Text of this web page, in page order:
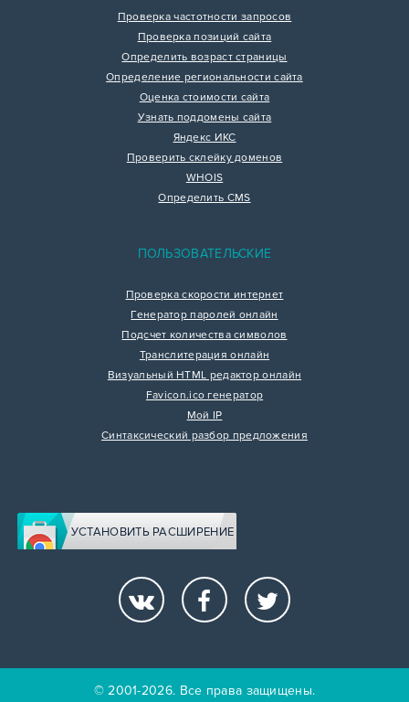
Проверка частотности запросов
Проверка позиций сайта
Определить возраст страницы
Определение региональности сайта
Оценка стоимости сайта
Узнать поддомены сайта
Яндекс ИКС
Проверить склейку доменов
WHOIS
Определить CMS
ПОЛЬЗОВАТЕЛЬСКИЕ
Проверка скорости интернет
Генератор паролей онлайн
Подсчет количества символов
Транслитерация онлайн
Визуальный HTML редактор онлайн
Favicon.ico генератор
Мой IP
Синтаксический разбор предложения
УСТАНОВИТЬ РАСШИРЕНИЕ
© 2001-2026. Все права защищены.